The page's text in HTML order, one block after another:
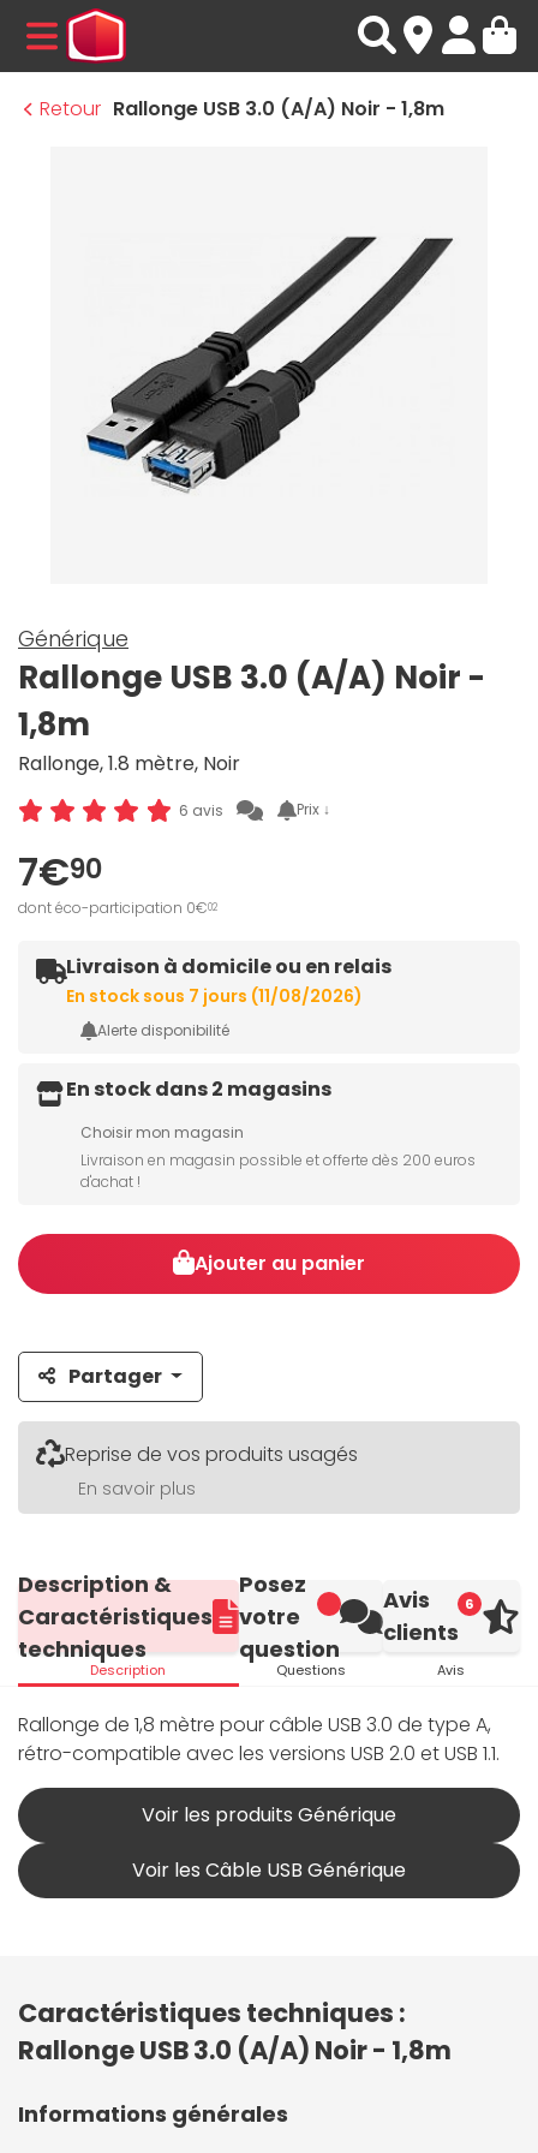
MENU
Retour Rallonge USB 3.0 (A/A) Noir - 1,8m
Générique
Rallonge USB 3.0 (A/A) Noir -
1,8m
Rallonge, 1.8 mètre, Noir
6 avis Prix ↓
7€90
dont éco-participation 0€02
Livraison à domicile ou en relais
En stock sous 7 jours (11/08/2026)
Alerte disponibilité
En stock dans 2 magasins
Choisir mon magasin
Livraison en magasin possible et offerte dès 200 euros
d'achat !
Ajouter au panier
Partager
Reprise de vos produits usagés
En savoir plus
Description &
Caractéristiques
techniques
Description
Posez
votre
question
Questions
6
Avis
clients
Avis
Rallonge de 1,8 mètre pour câble USB 3.0 de type A,
rétro-compatible avec les versions USB 2.0 et USB 1.1.
Voir les produits Générique
Voir les Câble USB Générique
Caractéristiques techniques :
Rallonge USB 3.0 (A/A) Noir - 1,8m
Informations générales